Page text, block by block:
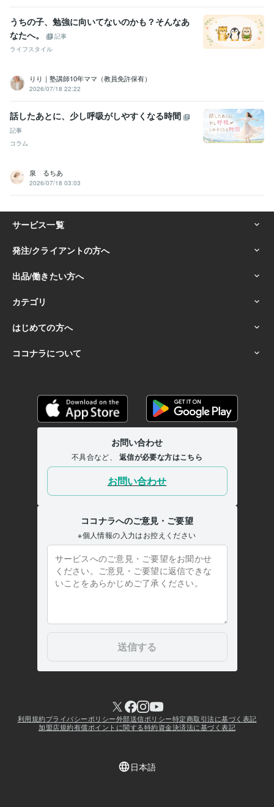
うちの子、勉強に向いてないのかも？そんなあ
なたへ。
記事
ライフスタイル
りり｜塾講師10年ママ（教員免許保有）
2026/07/18 22:22
話したあとに、少し呼吸がしやすくなる時間
記事
コラム
泉 るちあ
2026/07/18 03:03